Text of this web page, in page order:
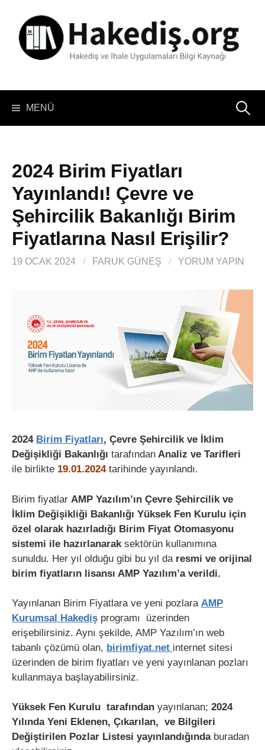
MENÜ Arama:
2024 Birim Fiyatları
Yayınlandı! Çevre ve
Şehircilik Bakanlığı Birim
Fiyatlarına Nasıl Erişilir?
19 OCAK 2024 / FARUK GÜNEŞ / YORUM YAPIN
2024 Birim Fiyatları, Çevre Şehircilik ve İklim
Değişikliği Bakanlığı tarafından Analiz ve Tarifleri
ile birlikte 19.01.2024tarihinde yayınlandı.
Birim fiyatlar AMP Yazılım’ın Çevre Şehircilik ve
İklim Değişikliği Bakanlığı Yüksek Fen Kurulu için
özel olarak hazırladığı Birim Fiyat Otomasyonu
sistemi ile hazırlanarak sektörün kullanımına
sunuldu. Her yıl olduğu gibi bu yıl da resmi ve orijinal
birim fiyatların lisansı AMP Yazılım’a verildi.
Yayınlanan Birim Fiyatlara ve yeni pozlara AMP
Kurumsal Hakediş programı üzerinden
erişebilirsiniz. Aynı şekilde, AMP Yazılım’ın web
tabanlı çözümü olan, birimfiyat.net internet sitesi
üzerinden de birim fiyatları ve yeni yayınlanan pozları
kullanmaya başlayabilirsiniz.
Yüksek Fen Kurulu tarafından yayınlanan; 2024
Yılında Yeni Eklenen, Çıkarılan, ve Bilgileri
Değiştirilen Pozlar Listesi yayınlandığında buradan